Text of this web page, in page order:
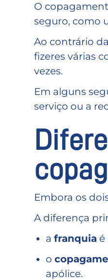
O
seguro, como
Ao contrário
fizeres várias
vezes.
Em alguns
serviço ou a
Embora os
A diferença
a franquia é
o
apólice.